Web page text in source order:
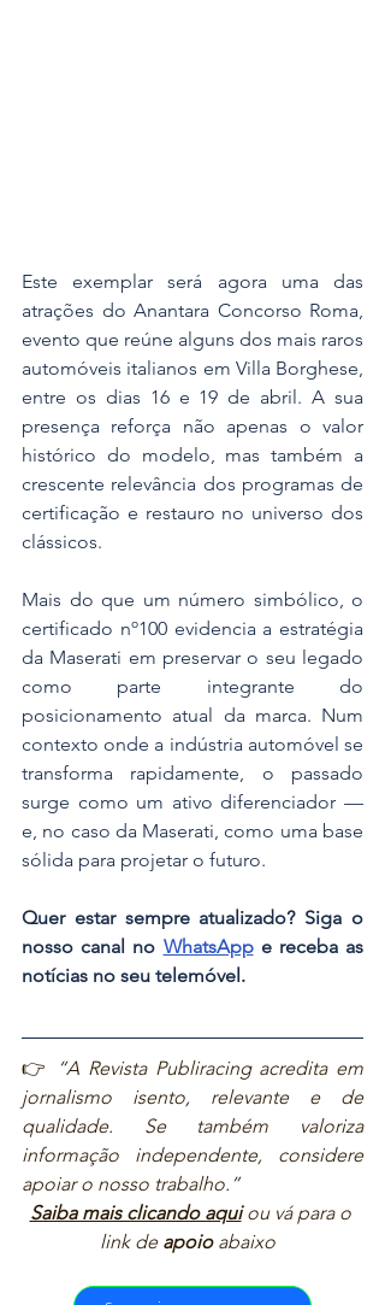
Este exemplar será agora uma das
atrações do Anantara Concorso Roma,
evento que reúne alguns dos mais raros
automóveis italianos em Villa Borghese,
entre os dias 16 e 19 de abril. A sua
presença reforça não apenas o valor
histórico do modelo, mas também a
crescente relevância dos programas de
certificação e restauro no universo dos
clássicos.
Mais do que um número simbólico, o
certificado nº100 evidencia a estratégia
da Maserati em preservar o seu legado
como parte integrante do
posicionamento atual da marca. Num
contexto onde a indústria automóvel se
transforma rapidamente, o passado
surge como um ativo diferenciador —
e, no caso da Maserati, como uma base
sólida para projetar o futuro.
Quer estar sempre atualizado? Siga o
nosso canal no WhatsApp e receba as
notícias no seu telemóvel.
👉
“A Revista Publiracing acredita em
jornalismo isento, relevante e de
qualidade. Se também valoriza
informação independente, considere
apoiar o nosso trabalho.”
Saiba mais clicando aqui ou vá para o
link de apoio abaixo